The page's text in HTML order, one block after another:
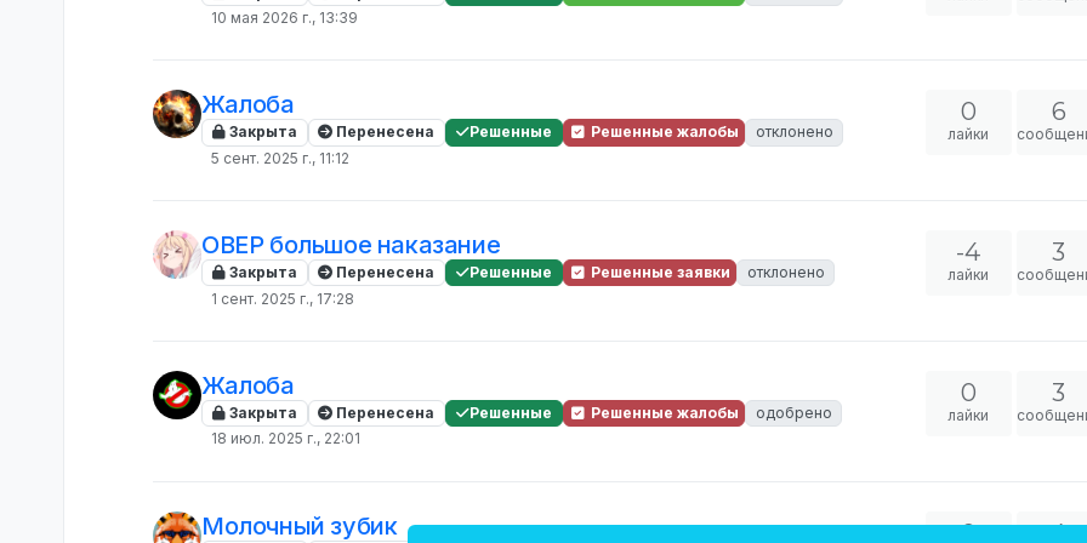
10 мая 2026 г., 13:39
Жалоба
Закрыта Перенесена Решенные Решенные жалобы
отклонено
5 сент. 2025 г., 11:12
0
лайки
6
ОВЕР большое наказание
Закрыта Перенесена Решенные Решенные заявки
отклонено
1 сент. 2025 г., 17:28
-4
лайки
3
Жалоба
Закрыта Перенесена Решенные Решенные жалобы
одобрено
18 июл. 2025 г., 22:01
0
лайки
3
Молочный зубик 0 4